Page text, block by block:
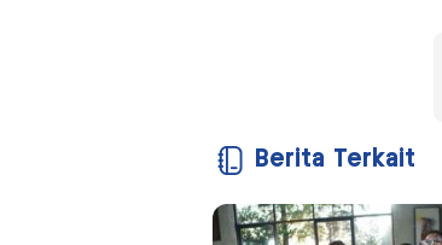
Berita Terkait